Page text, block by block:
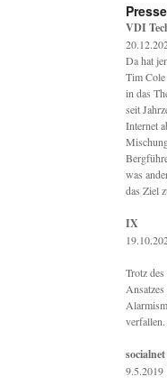
VDI
Da hat
Tim
in das
seit
Internet
was
das Ziel
IX
Trotz
verfallen.
socialnet
9.5.2019